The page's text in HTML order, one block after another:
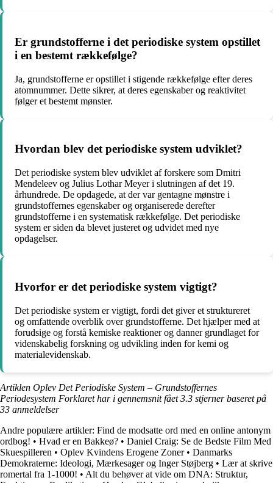
Er grundstofferne i det periodiske system opstillet
i en bestemt rækkefølge?
Ja, grundstofferne er opstillet i stigende rækkefølge efter deres
atomnummer. Dette sikrer, at deres egenskaber og reaktivitet
følger et bestemt mønster.
Hvordan blev det periodiske system udviklet?
Det periodiske system blev udviklet af forskere som Dmitri
Mendeleev og Julius Lothar Meyer i slutningen af ​​det 19.
århundrede. De opdagede, at der var gentagne mønstre i
grundstoffernes egenskaber og organiserede derefter
grundstofferne i en systematisk rækkefølge. Det periodiske
system er siden da blevet justeret og udvidet med nye
opdagelser.
Hvorfor er det periodiske system vigtigt?
Det periodiske system er vigtigt, fordi det giver et struktureret
og omfattende overblik over grundstofferne. Det hjælper med at
forudsige og forstå kemiske reaktioner og danner grundlaget for
videnskabelig forskning og udvikling inden for kemi og
materialevidenskab.
Artiklen Oplev Det Periodiske System – Grundstoffernes
Periodesystem Forklaret har i gennemsnit fået3.3 stjerner baseret på
33 anmeldelser
Andre populære artikler: Find de modsatte ord med en online antonym
ordbog! • Hvad er en Bakkeø? • Daniel Craig: Se de Bedste Film Med
Skuespilleren • Oplev Kvindens Erogene Zoner• Danmarks
Demokraterne: Ideologi, Mærkesager og Inger Støjberg • Lær at skrive
romertal fra 1-1000! • Alt du behøver at vide om DNA: Struktur,